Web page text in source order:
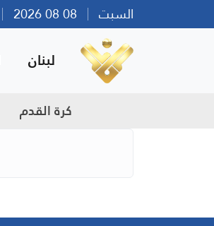
السبت
لبنان
كرة القدم